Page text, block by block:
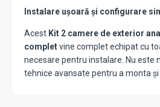
Instalare ușoară și configurare
Acest Kit 2 camere de exterior
completvine complet echipat cu
necesare pentru instalare. Nu este
tehnice avansate pentru a monta